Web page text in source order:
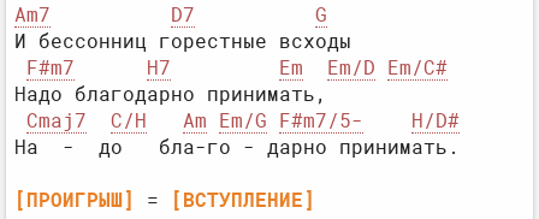
Am7
D7
G
И бессонниц горестные всходы
F#m7
H7 Em Em/D
Em/C#
Надо благодарно принимать,
Cmaj7
C/H Am Em/G F#m7/5-
H/D#
[ПРОИГРЫШ] = [ВСТУПЛЕНИЕ]